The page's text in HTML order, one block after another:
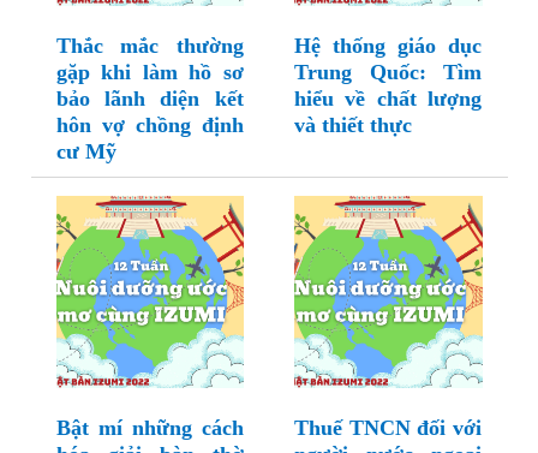
Thắc mắc thường
gặp khi làm hồ sơ
bảo lãnh diện kết
hôn vợ chồng định
cư Mỹ
Hệ thống giáo dục
Trung Quốc: Tìm
hiểu về chất lượng
và thiết thực
Bật mí những cách
Thuế TNCN đối với